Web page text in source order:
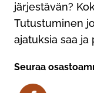
järjestävän?
Tutustuminen
ajatuksia saa ja
Seuraa